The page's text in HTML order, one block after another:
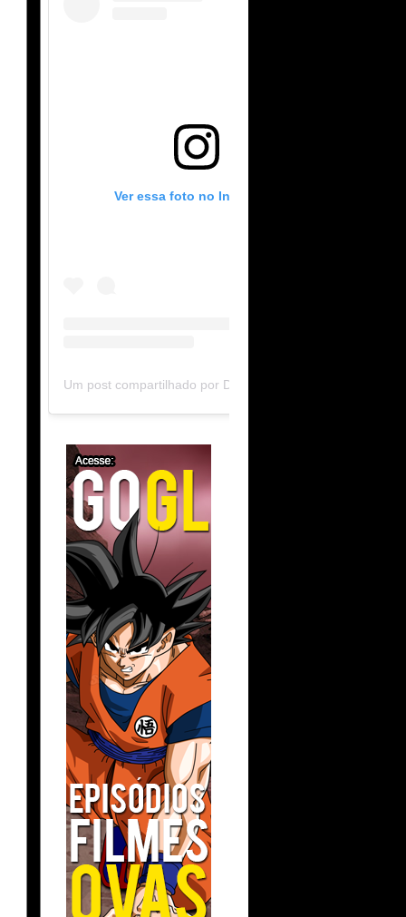
Ver essa foto no Instagram